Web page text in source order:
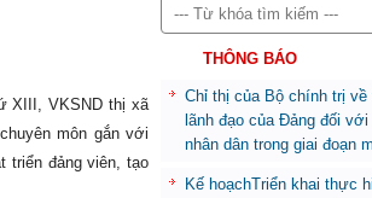
XIII, VKSND thị xã
môn gắn với
triển đảng viên, tạo
THÔNG BÁO
Chỉ thị của Bộ chính trị
lãnh đạo của Đảng đối
nhân dân trong giai đoạn
Kế hoạchTriển khai thực